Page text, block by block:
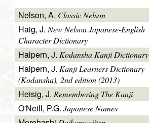
Nelson, A. Classic Nelson
Haig, J.New Nelson Japanese-English
Character Dictionary
Halpern, J. Kodansha Kanji Dictionary
Halpern, J. Kanji Learners Dictionary
(Kodansha), 2nd edition (2013)
Heisig, J. Remembering The Kanji
O'Neill, P.G. Japanese Names